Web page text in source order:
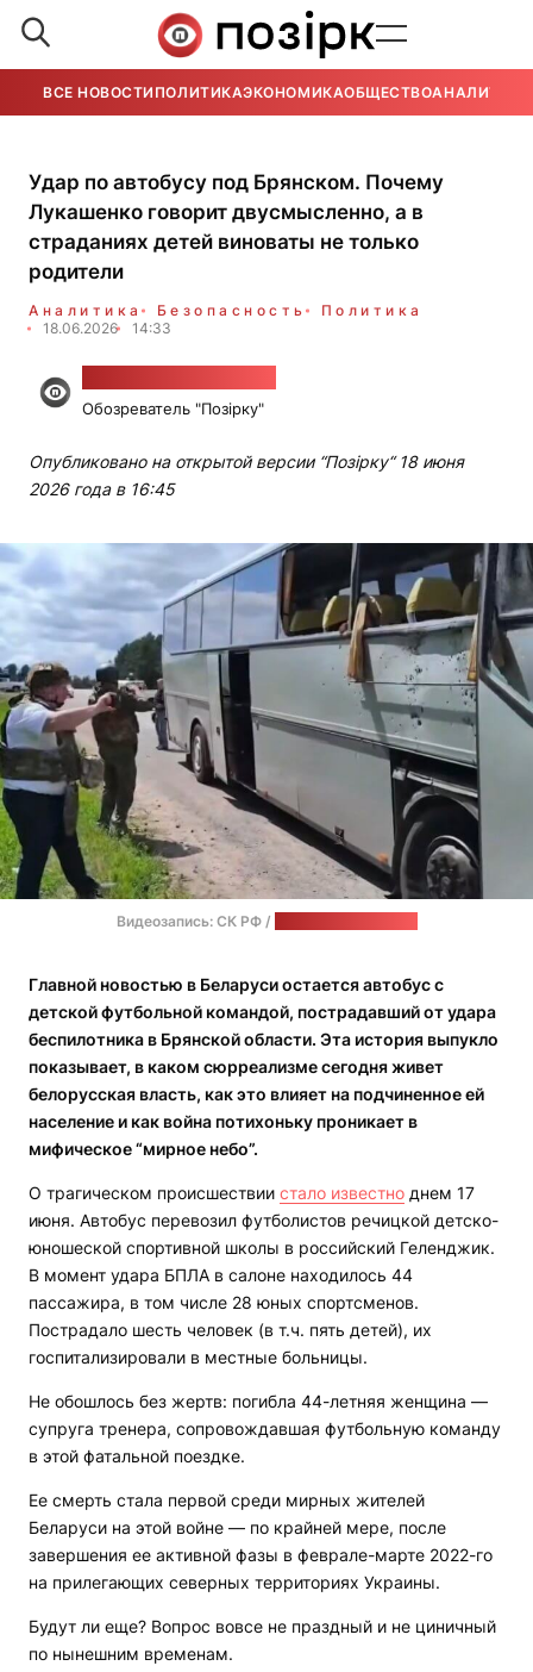
ВСЕ НОВОСТИ ПОЛИТИКАЭКОНОМИКАОБЩЕСТВОАНАЛИТИКА
Удар по автобусу под Брянском. Почему
Лукашенко говорит двусмысленно, а в
страданиях детей виноваты не только
родители
Аналитика Безопасность
Политика
18.06.2026
14:33
Обозреватель "Позірку"
Опубликовано на открытой версии “Позірку“ 18 июня
2026 года в 16:45
Видеозапись: СК РФ /
Главной новостью в Беларуси остается автобус с
детской футбольной командой, пострадавший от удара
беспилотника в Брянской области. Эта история выпукло
показывает, в каком сюрреализме сегодня живет
белорусская власть, как это влияет на подчиненное ей
население и как война потихоньку проникает в
мифическое “мирное небо”.
О трагическом происшествии стало известно днем 17
июня. Автобус перевозил футболистов речицкой детско-
юношеской спортивной школы в российский Геленджик.
В момент удара БПЛА в салоне находилось 44
пассажира, в том числе 28 юных спортсменов.
Пострадало шесть человек (в т.ч. пять детей), их
госпитализировали в местные больницы.
Не обошлось без жертв: погибла 44-летняя женщина —
супруга тренера, сопровождавшая футбольную команду
в этой фатальной поездке.
Ее смерть стала первой среди мирных жителей
Беларуси на этой войне — по крайней мере, после
завершения ее активной фазы в феврале-марте 2022-го
на прилегающих северных территориях Украины.
Будут ли еще? Вопрос вовсе не праздный и не циничный
по нынешним временам.